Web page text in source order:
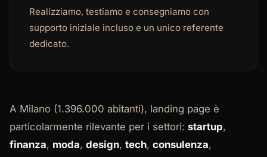
Realizziamo, testiamo e consegniamo con
supporto iniziale incluso e un unico referente
dedicato.
A Milano (1.396.000 abitanti), landing page è
particolarmente rilevante per i settori: startup,
finanza, moda, design, tech, consulenza,